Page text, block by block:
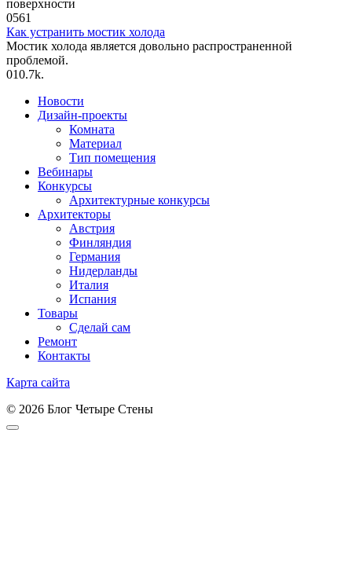
поверхности
0561
Как устранить мостик холода
Мостик холода является довольно распространенной
проблемой.
010.7k.
Новости
Дизайн-проекты
Комната
Материал
Тип помещения
Вебинары
Конкурсы
Архитектурные конкурсы
Архитекторы
Австрия
Финляндия
Германия
Нидерланды
Италия
Испания
Товары
Сделай сам
Ремонт
Контакты
Карта сайта
© 2026 Блог Четыре Стены